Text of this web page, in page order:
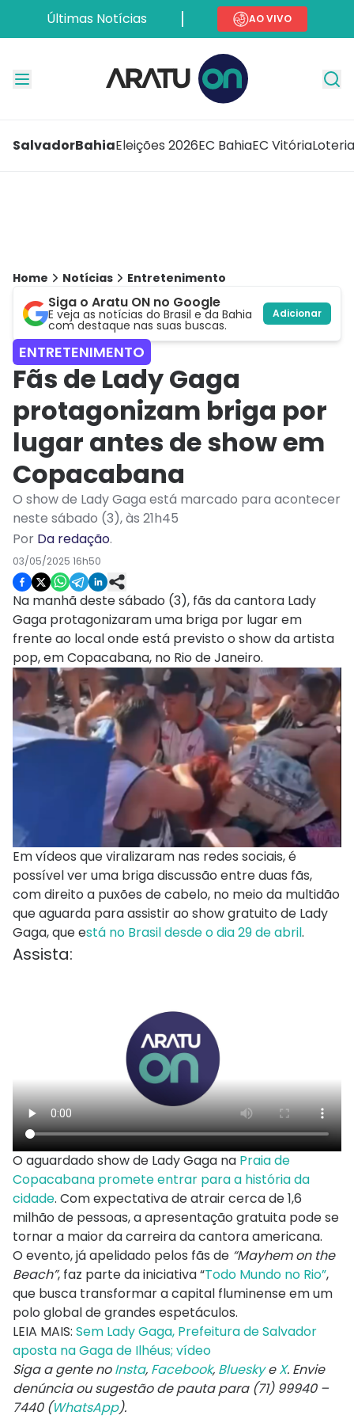
Últimas Notícias AO VIVO
SalvadorBahiaEleições 2026EC BahiaEC Vitória
Home Notícias Entretenimento
Siga o Aratu ON no Google
E veja as notícias do Brasil e da Bahia
com destaque nas suas buscas.
Adicionar
ENTRETENIMENTO
Fãs de Lady Gaga
protagonizam briga por
lugar antes de show em
Copacabana
O show de Lady Gaga está marcado para acontecer
neste sábado (3), às 21h45
Por Da redação.
03/05/2025 16h50
Na manhã deste sábado (3), fãs da cantora Lady
Gaga protagonizaram uma briga por lugar em
frente ao local onde está previsto o show da artista
pop, em Copacabana, no Rio de Janeiro.
Em vídeos que viralizaram nas redes sociais, é
possível ver uma briga discussão entre duas fãs,
com direito a puxões de cabelo, no meio da multidão
que aguarda para assistir ao show gratuito de Lady
Gaga, que está no Brasil desde o dia 29 de abril.
Assista:
O aguardado show de Lady Gaga na Praia de
Copacabana promete entrar para a história da
cidade. Com expectativa de atrair cerca de 1,6
milhão de pessoas, a apresentação gratuita pode se
tornar a maior da carreira da cantora americana.
O evento, já apelidado pelos fãs de “Mayhem on the
Beach”, faz parte da iniciativa “Todo Mundo no Rio”,
que busca transformar a capital fluminense em um
polo global de grandes espetáculos.
LEIA MAIS: Sem Lady Gaga, Prefeitura de Salvador
aposta na Gaga de Ilhéus; vídeo
Siga a gente noInsta, Facebook, BlueskyeX. Envie
denúncia ou sugestão de pauta para (71) 99940 –
7440 (WhatsApp).